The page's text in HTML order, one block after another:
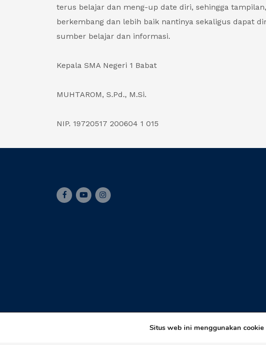
terus belajar dan meng-up date diri, sehingga
berkembang dan lebih baik nantinya sekaligus dapat
sumber belajar dan informasi.
Kepala SMA Negeri 1 Babat
MUHTAROM, S.Pd., M.Si.
NIP. 19720517 200604 1 015
Situs web ini menggunakan